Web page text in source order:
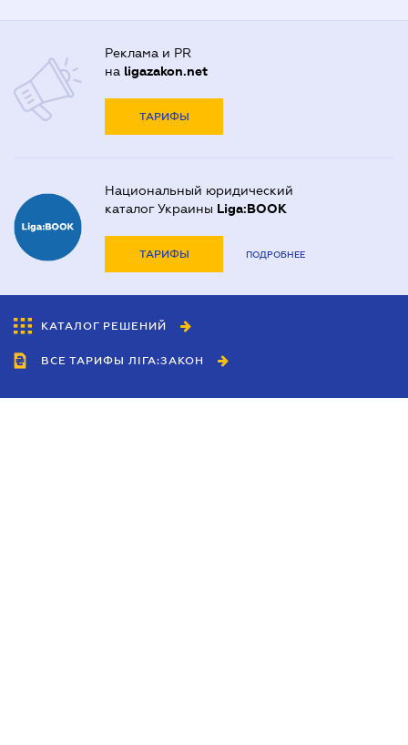
Реклама и PR
на ligazakon.net
ТАРИФЫ
Национальный юридический
каталог Украины Liga:BOOK
ТАРИФЫ ПОДРОБНЕЕ
КАТАЛОГ РЕШЕНИЙ
ВСЕ ТАРИФЫ ЛІГА:ЗАКОН